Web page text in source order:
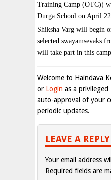
Training Camp (OTC))
Durga School on April
Shiksha Varg will begin
selected swayamsevaks
will take part in this camp.
Welcome to Haindava
or Login as a
auto-approval of your
periodic updates.
LEAVE A REPLY
Your email address
Required fields are